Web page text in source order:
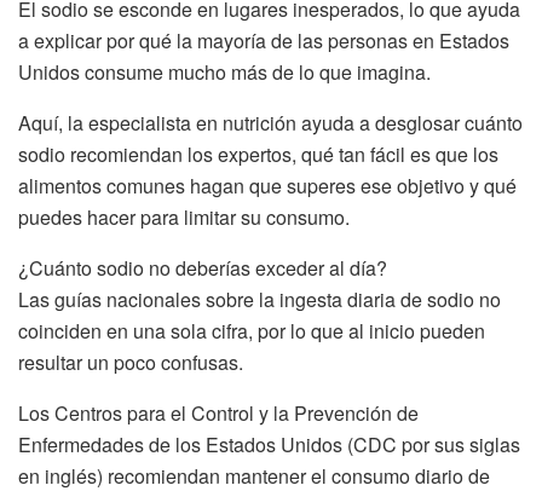
El sodio se esconde en lugares inesperados, lo que ayuda
a explicar por qué la mayoría de las personas en Estados
Unidos consume mucho más de lo que imagina.
Aquí, la especialista en nutrición ayuda a desglosar cuánto
sodio recomiendan los expertos, qué tan fácil es que los
alimentos comunes hagan que superes ese objetivo y qué
puedes hacer para limitar su consumo.
¿Cuánto sodio no deberías exceder al día?
Las guías nacionales sobre la ingesta diaria de sodio no
coinciden en una sola cifra, por lo que al inicio pueden
resultar un poco confusas.
Los Centros para el Control y la Prevención de
Enfermedades de los Estados Unidos (CDC por sus siglas
en inglés) recomiendan mantener el consumo diario de